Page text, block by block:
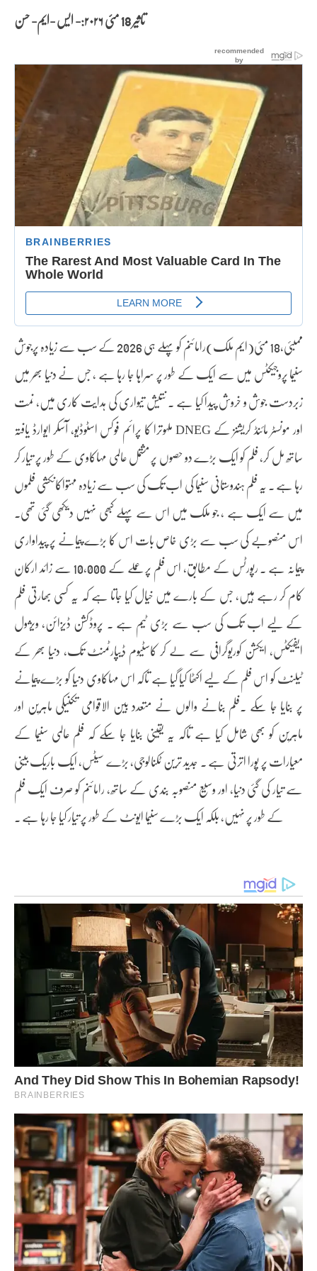
تاثیر 18 مئی ۲۰۲۶:- ایس -ایم- حسن
ممبئی،18 مئی(ایم ملک)رامائنم کو پہلے ہی 2026 کے سب سے زیادہ پرجوش
سنیما پروجیکٹس میں سے ایک کے طور پر سراہا جا رہا ہے ، جس نے دنیا بھر میں
زبردست جوش و خروش پیدا کیا ہے ۔ نتیش تیواری کی ہدایت کاری میں، نمت
ملہوترا کا پرائم فوکس اسٹوڈیو، آسکر ایوارڈ یافتہ DNEG اور مونسٹر مائنڈ کریشنز کے
ساتھ مل کر، فلم کو ایک بڑے دو حصوں پر مشتمل عالمی مہاکاوی کے طور پر تیار کر
رہا ہے ۔ یہ فلم ہندوستانی سنیما کی اب تک کی سب سے زیادہ مہتواکانکشی فلموں
میں سے ایک ہے ، جو ملک میں اس سے پہلے کبھی نہیں دیکھی گئی تھی۔
اس منصوبے کی سب سے بڑی خاص بات اس کا بڑے پیمانے پر پیداواری
پیمانہ ہے ۔ رپورٹس کے مطابق، اس فلم پر عملے کے 10,000 سے زائد ارکان
کام کر رہے ہیں، جس کے بارے میں خیال کیا جاتا ہے کہ یہ کسی بھارتی فلم
کے لیے اب تک کی سب سے بڑی ٹیم ہے ۔ پروڈکشن ڈیزائن، ویژول
ایفیکٹس، ایکشن کوریوگرافی سے لے کر کاسٹیوم ڈیپارٹمنٹ تک، دنیا بھر کے
ٹیلنٹ کو اس فلم کے لیے اکٹھا کیا گیا ہے تاکہ اس مہاکاوی دنیا کو بڑے پیمانے
پر بنایا جا سکے ۔فلم بنانے والوں نے متعدد بین الاقوامی تکنیکی ماہرین اور
ماہرین کو بھی شامل کیا ہے تاکہ یہ یقینی بنایا جا سکے کہ فلم عالمی سنیما کے
معیارات پر پورا اترتی ہے ۔ جدید ترین ٹکنالوجی، بڑے سیٹس، ایک باریک بینی
سے تیار کی گئی دنیا، اور وسیع منصوبہ بندی کے ساتھ، رامائنم کو صرف ایک فلم
کے طور پر نہیں، بلکہ ایک بڑے سنیما ایونٹ کے طور پر تیار کیا جا رہا ہے ۔